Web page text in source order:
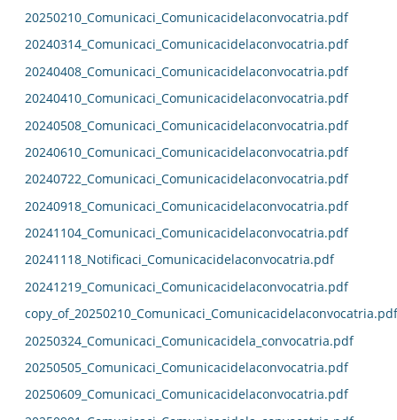
20250210_Comunicaci_Comunicacidelaconvocatria.pdf
20240314_Comunicaci_Comunicacidelaconvocatria.pdf
20240408_Comunicaci_Comunicacidelaconvocatria.pdf
20240410_Comunicaci_Comunicacidelaconvocatria.pdf
20240508_Comunicaci_Comunicacidelaconvocatria.pdf
20240610_Comunicaci_Comunicacidelaconvocatria.pdf
20240722_Comunicaci_Comunicacidelaconvocatria.pdf
20240918_Comunicaci_Comunicacidelaconvocatria.pdf
20241104_Comunicaci_Comunicacidelaconvocatria.pdf
20241118_Notificaci_Comunicacidelaconvocatria.pdf
20241219_Comunicaci_Comunicacidelaconvocatria.pdf
copy_of_20250210_Comunicaci_Comunicacidelaconvocatria.pdf
20250324_Comunicaci_Comunicacidela_convocatria.pdf
20250505_Comunicaci_Comunicacidelaconvocatria.pdf
20250609_Comunicaci_Comunicacidelaconvocatria.pdf